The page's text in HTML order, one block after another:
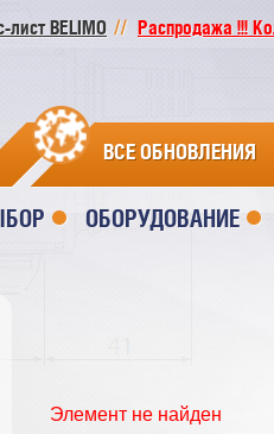
лист BELIMO
Распродажа !!!
ВСЕ ОБНОВЛЕНИЯ
ОБОРУДОВАНИЕ
Элемент не найден